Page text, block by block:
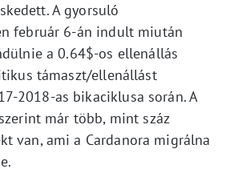
A gyorsuló
február 6-án indult miután
a 0.64$-os ellenállás
támaszt/ellenállást
2018-as bikaciklusa során. A
már több, mint száz
van, ami a Cardanora migrálna